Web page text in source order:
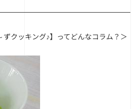
クッキング♪】ってどんなコラム？＞